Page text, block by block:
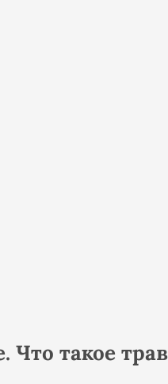
Что такое